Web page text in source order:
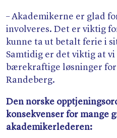
– Akademikerne er glad
involveres. Det er viktig
kunne ta ut betalt ferie i
Samtidig er det viktig at
bærekraftige løsninger for
Randeberg.
Den norske
konsekvenser for mange
akademikerlederen: